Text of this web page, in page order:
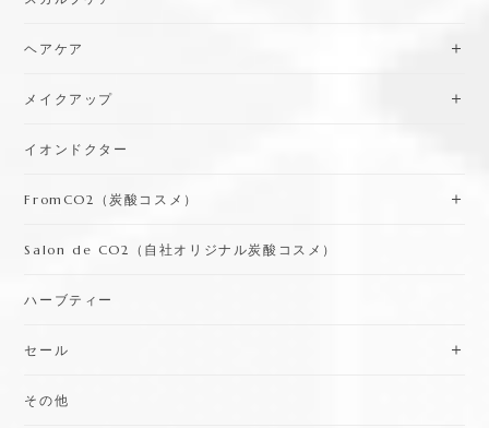
ヘアケア
メイクアップ
イオンドクター
FromCO2（炭酸コスメ）
Salon de CO2（自社オリジナル炭酸コスメ）
ハーブティー
セール
その他